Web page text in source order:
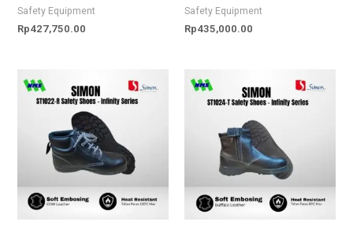
Safety Equipment
Rp427,750.00
Safety Equipment
Rp435,000.00